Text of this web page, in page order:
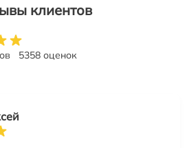
клиентов
5358 оценок